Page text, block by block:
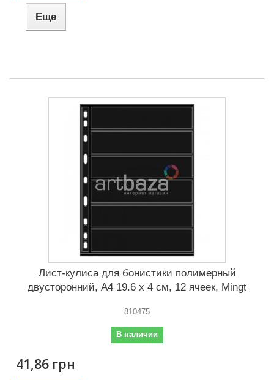
Еще
Лист-кулиса для бонистики полимерный
двусторонний, А4 19.6 x 4 cм, 12 ячеек, Mingt
810475
В наличии
41,86 грн